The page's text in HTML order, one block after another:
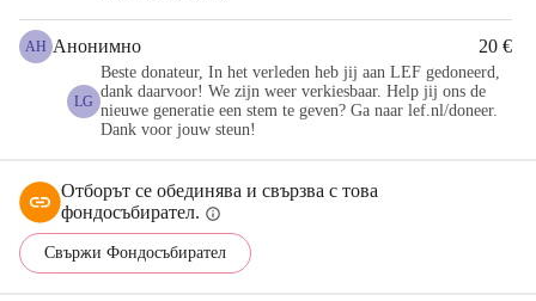
АН Анонимно 20 €
LG
Beste donateur, In het verleden heb jij aan LEF gedoneerd,
dank daarvoor! We zijn weer verkiesbaar. Help jij ons de
nieuwe generatie een stem te geven? Ga naar lef.nl/doneer.
Dank voor jouw steun!
Отборът се обединява и свързва с това
фондосъбирател. info
Свържи Фондосъбирател